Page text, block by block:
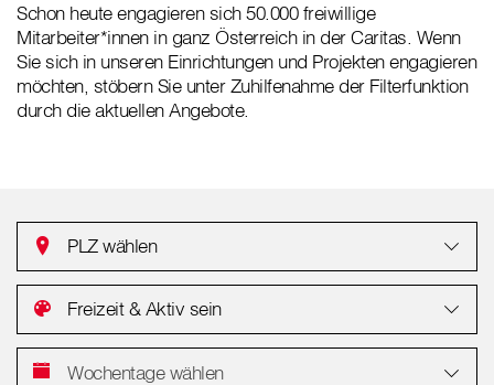
Schon heute engagieren sich 50.000 freiwillige
Mitarbeiter*innen in ganz Österreich in der Caritas. Wenn
Sie sich in unseren Einrichtungen und Projekten engagieren
möchten, stöbern Sie unter Zuhilfenahme der Filterfunktion
durch die aktuellen Angebote.
PLZ wählen
Freizeit & Aktiv sein
Wochentage wählen